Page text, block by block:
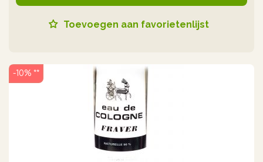
Toevoegen aan favorietenlijst
-10% **